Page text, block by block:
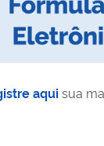
aquisua